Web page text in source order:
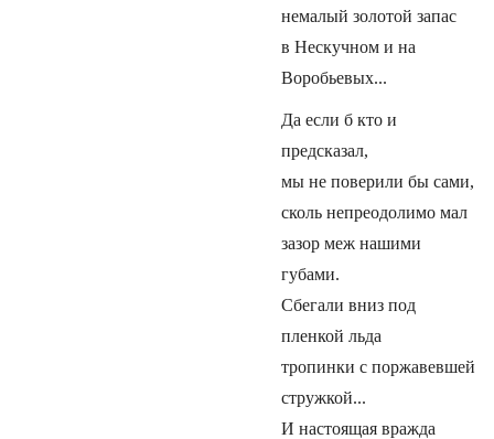
немалый золотой запас
в Нескучном и на
Воробьевых...
Да если б кто и
предсказал,
мы не поверили бы сами,
сколь непреодолимо мал
зазор меж нашими
губами.
Сбегали вниз под
пленкой льда
тропинки с поржавевшей
стружкой...
И настоящая вражда